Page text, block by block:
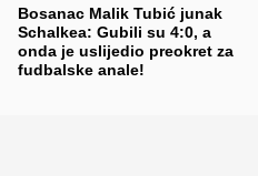
Bosanac Malik Tubić junak
Schalkea: Gubili su 4:0, a
onda je uslijedio preokret za
fudbalske anale!